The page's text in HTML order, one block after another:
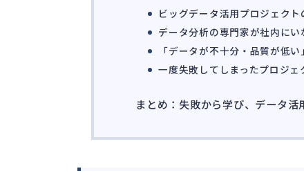
ビッグデータ活用プロジェク
データ分析の専門家が社内に
「データが不十分・品質が低
一度失敗してしまったプロジ
まとめ：失敗から学び、データ